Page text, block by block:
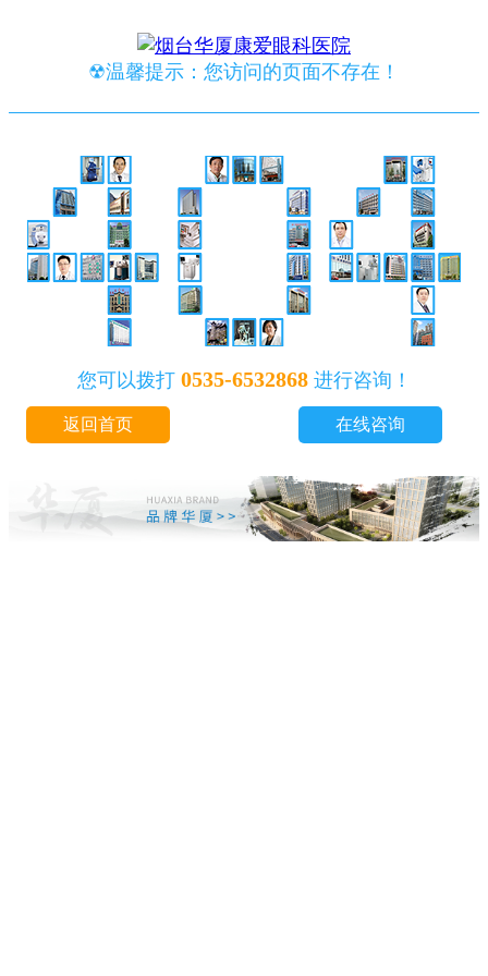
☢温馨提示：您访问的页面不存在！
您可以拨打 0535-6532868进行咨询！
返回首页 在线咨询